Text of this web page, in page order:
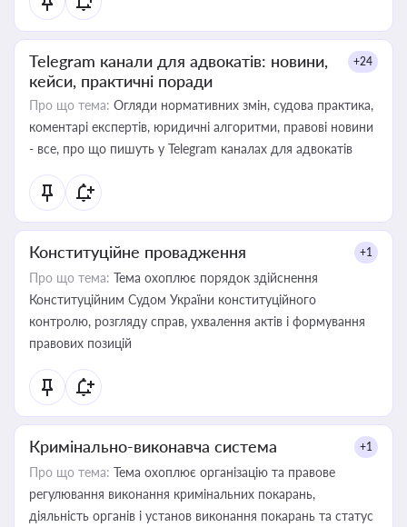
Telegram канали для адвокатів: новини,
кейси, практичні поради
+24
Про що тема: Огляди нормативних змін, судова практика,
коментарі експертів, юридичні алгоритми, правові новини
- все, про що пишуть у Telegram каналах для адвокатів
Конституційне провадження +1
Про що тема: Тема охоплює порядок здійснення
Конституційним Судом України конституційного
контролю, розгляду справ, ухвалення актів і формування
правових позицій
Кримінально-виконавча система +1
Про що тема: Тема охоплює організацію та правове
регулювання виконання кримінальних покарань,
діяльність органів і установ виконання покарань та статус